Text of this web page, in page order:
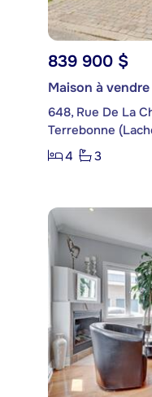
839 900 $
Maison à vendre
648, Rue De La
Terrebonne
4
3